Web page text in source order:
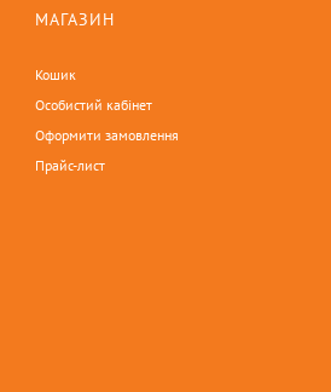
МАГАЗИН
Кошик
Особистий кабінет
Оформити замовлення
Прайс-лист